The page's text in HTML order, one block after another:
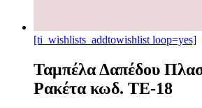
[ti_wishlists_addtowishlist loop=yes]
Ταμπέλα Δαπέδου
Ρακέτα κωδ. TE-18